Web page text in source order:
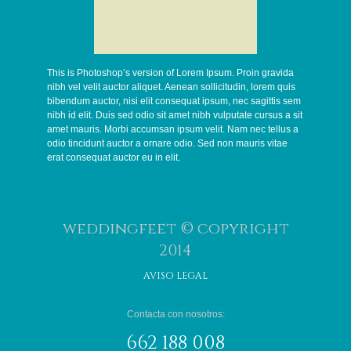
This is Photoshop’s version of Lorem Ipsum. Proin gravida
nibh vel velit auctor aliquet. Aenean sollicitudin, lorem quis
bibendum auctor, nisi elit consequat ipsum, nec sagittis sem
nibh id elit. Duis sed odio sit amet nibh vulputate cursus a sit
amet mauris. Morbi accumsan ipsum velit. Nam nec tellus a
odio tincidunt auctor a ornare odio. Sed non mauris vitae
erat consequat auctor eu in elit.
weddingfeet © copyright
2014
AVISO LEGAL
Contacta con nosotros:
662 188 008